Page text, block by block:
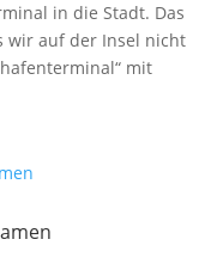
in die Stadt. Das
wir auf der Insel nicht
mit